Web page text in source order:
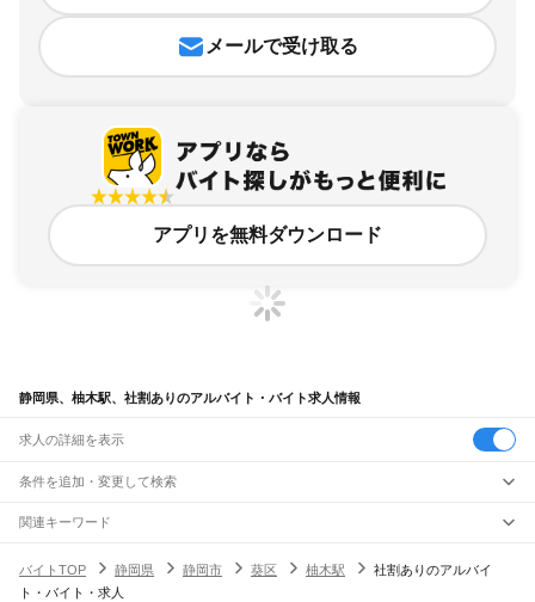
メールで受け取る
アプリを無料ダウンロード
静岡県、柚木駅、社割ありのアルバイト・バイト求人情報
求人の詳細を表示
条件を追加・変更して検索
市区町村を追加・変更
静岡県すべて
静岡市 すべて
駅を追加・変更
関連キーワード
バイトTOP
静岡県 静岡市 葵区 柚木駅
社割ありのアルバイ
ト・バイト・求人